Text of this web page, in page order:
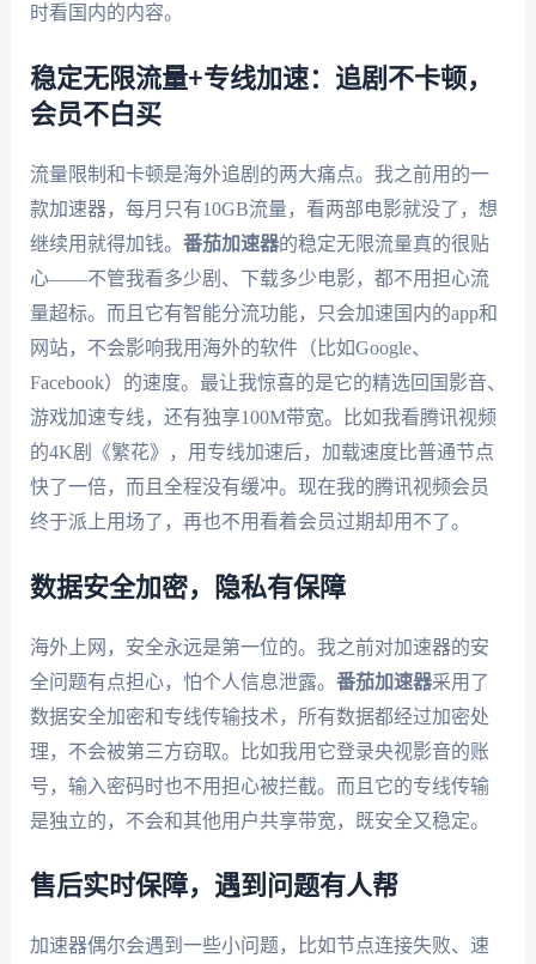
时看国内的内容。
稳定无限流量+专线加速：追剧不卡顿，
会员不白买
流量限制和卡顿是海外追剧的两大痛点。我之前用的一
款加速器，每月只有10GB流量，看两部电影就没了，想
继续用就得加钱。 番茄加速器的稳定无限流量真的很贴
心——不管我看多少剧、下载多少电影，都不用担心流
量超标。而且它有智能分流功能，只会加速国内的app和
网站，不会影响我用海外的软件（比如Google、
Facebook）的速度。最让我惊喜的是它的精选回国影音、
游戏加速专线，还有独享100M带宽。比如我看腾讯视频
的4K剧《繁花》，用专线加速后，加载速度比普通节点
快了一倍，而且全程没有缓冲。现在我的腾讯视频会员
终于派上用场了，再也不用看着会员过期却用不了。
数据安全加密，隐私有保障
海外上网，安全永远是第一位的。我之前对加速器的安
全问题有点担心，怕个人信息泄露。 番茄加速器采用了
数据安全加密和专线传输技术，所有数据都经过加密处
理，不会被第三方窃取。比如我用它登录央视影音的账
号，输入密码时也不用担心被拦截。而且它的专线传输
是独立的，不会和其他用户共享带宽，既安全又稳定。
售后实时保障，遇到问题有人帮
加速器偶尔会遇到一些小问题，比如节点连接失败、速